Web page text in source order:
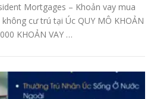
Mortgages – Khoản vay mua
cư trú tại Úc QUY MÔ KHOẢN
KHOẢN VAY …